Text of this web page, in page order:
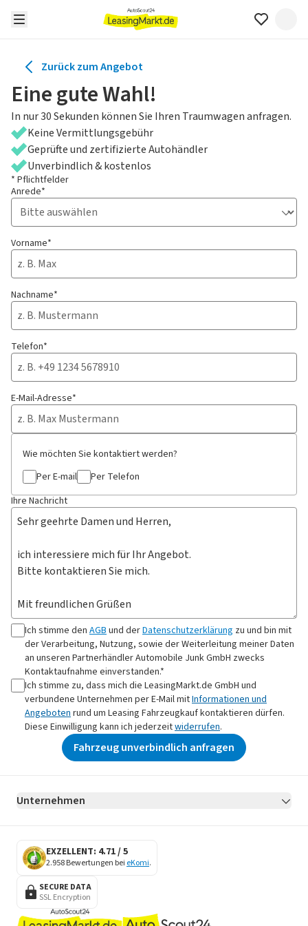
Zurück zum Angebot
Eine gute Wahl!
In nur 30 Sekunden können Sie Ihren Traumwagen anfragen.
Keine Vermittlungsgebühr
Geprüfte und zertifizierte Autohändler
Unverbindlich & kostenlos
* Pflichtfelder
Anrede*
Vorname*
Nachname*
Telefon*
E-Mail-Adresse*
Wie möchten Sie kontaktiert werden?
Per E-mail
Per Telefon
Ihre Nachricht
Ich stimme den AGBund derDatenschutzerklärung zu und bin mit
der Verarbeitung, Nutzung, sowie der Weiterleitung meiner Daten
an unseren Partnerhändler Automobile Junk GmbH zwecks
Kontaktaufnahme einverstanden.*
Ich stimme zu, dass mich die LeasingMarkt.de GmbH und
verbundene Unternehmen per E-Mail mitInformationen und
Angebotenrund um Leasing Fahrzeugkauf kontaktieren dürfen.
Diese Einwilligung kann ich jederzeitwiderrufen.
Fahrzeug unverbindlich anfragen
Unternehmen
EXZELLENT: 4.71 / 5
2.958 Bewertungen bei eKomi.
SECURE DATA
SSL Encryption